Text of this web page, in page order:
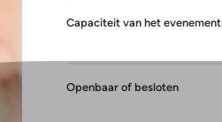
Capaciteit van het evenement
Openbaar of besloten